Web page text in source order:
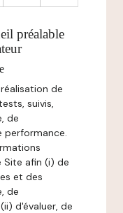
préalable
de
suivis,
de
performance.
Site afin (i) de
et des
de
d'évaluer, de